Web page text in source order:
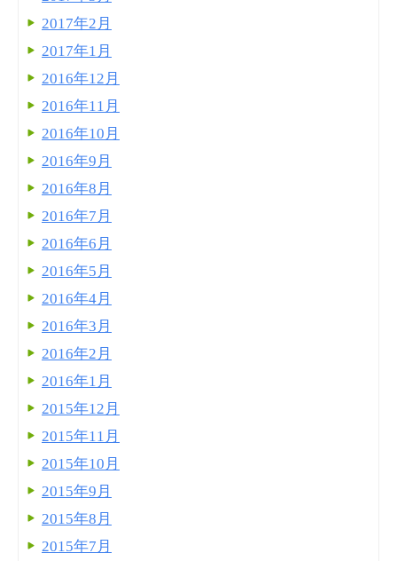
2017年2月
2017年1月
2016年12月
2016年11月
2016年10月
2016年9月
2016年8月
2016年7月
2016年6月
2016年5月
2016年4月
2016年3月
2016年2月
2016年1月
2015年12月
2015年11月
2015年10月
2015年9月
2015年8月
2015年7月